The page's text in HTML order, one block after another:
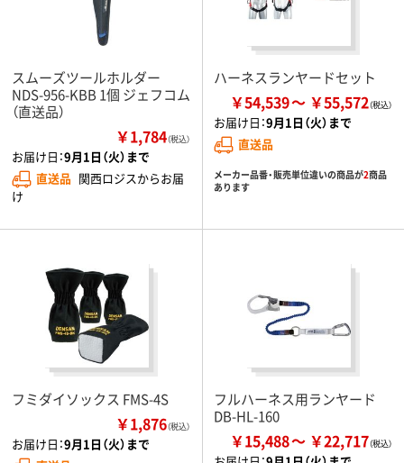
スムーズツールホルダー
NDS-956-KBB 1個 ジェフコム
（直送品）
￥1,784（税込）
お届け日：9月1日（火）まで
直送品 関西ロジスからお届
け
ハーネスランヤードセット
￥54,539 ￥55,572
お届け日：9月1日（火）まで
直送品
メーカー品番・販売単位違いの商品が2商品
あります
フミダイソックス FMS-4S
￥1,876（税込）
お届け日：9月1日（火）まで
フルハーネス用ランヤード
DB-HL-160
￥15,488 ￥22,717